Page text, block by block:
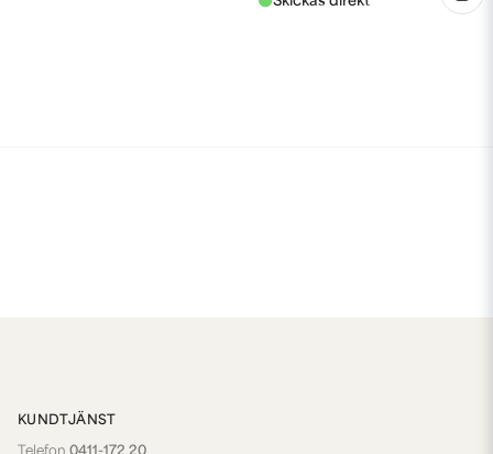
KUNDTJÄNST
Telefon 0411-172 20